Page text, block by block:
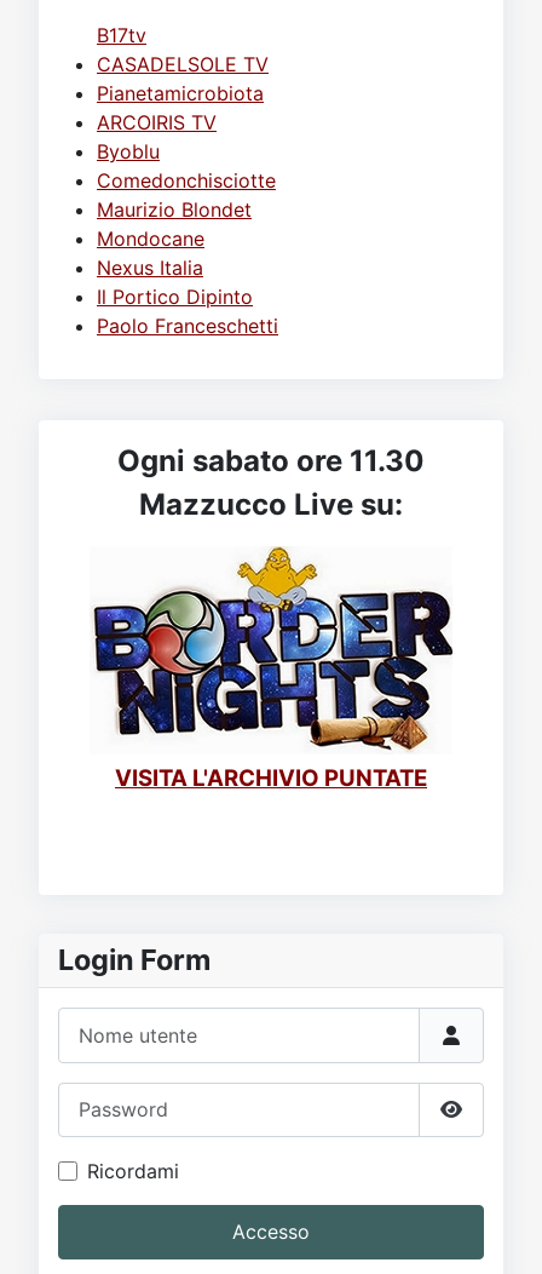
Login Form
Mostra
Ricordami
Accesso
B17tv
CASADELSOLE TV
Pianetamicrobiota
ARCOIRIS TV
Byoblu
Comedonchisciotte
Maurizio Blondet
Mondocane
Nexus Italia
Il Portico Dipinto
Paolo Franceschetti
Ogni sabato ore 11.30
Mazzucco Live su:
VISITA L'ARCHIVIO PUNTATE